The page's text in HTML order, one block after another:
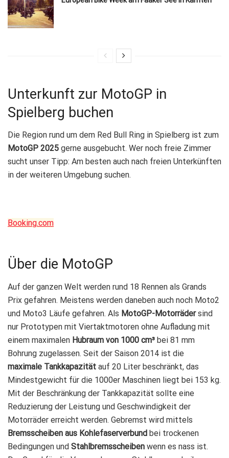
Unterkunft zur MotoGP in
Spielberg buchen
Die Region rund um dem Red Bull Ring in Spielberg ist zum
MotoGP 2025 gerne ausgebucht. Wer noch freie Zimmer
sucht unser Tipp: Am besten auch nach freien Unterkünften
in der weiteren Umgebung suchen.
Booking.com
Über die MotoGP
Auf der ganzen Welt werden rund 18 Rennen als Grands
Prix gefahren. Meistens werden daneben auch noch Moto2
und Moto3 Läufe gefahren. Als MotoGP-Motorrädersind
nur Prototypen mit Viertaktmotoren ohne Aufladung mit
einem maximalen Hubraum von 1000 cm³ bei 81 mm
Bohrung zugelassen. Seit der Saison 2014 ist die
maximale Tankkapazität auf 20 Liter beschränkt, das
Mindestgewicht für die 1000er Maschinen liegt bei 153 kg.
Mit der Beschränkung der Tankkapazität sollte eine
Reduzierung der Leistung und Geschwindigkeit der
Motorräder erreicht werden. Gebremst wird mittels
Bremsscheiben aus Kohlefaserverbund bei trockenen
Bedingungen und Stahlbremsscheiben wenn es nass ist.